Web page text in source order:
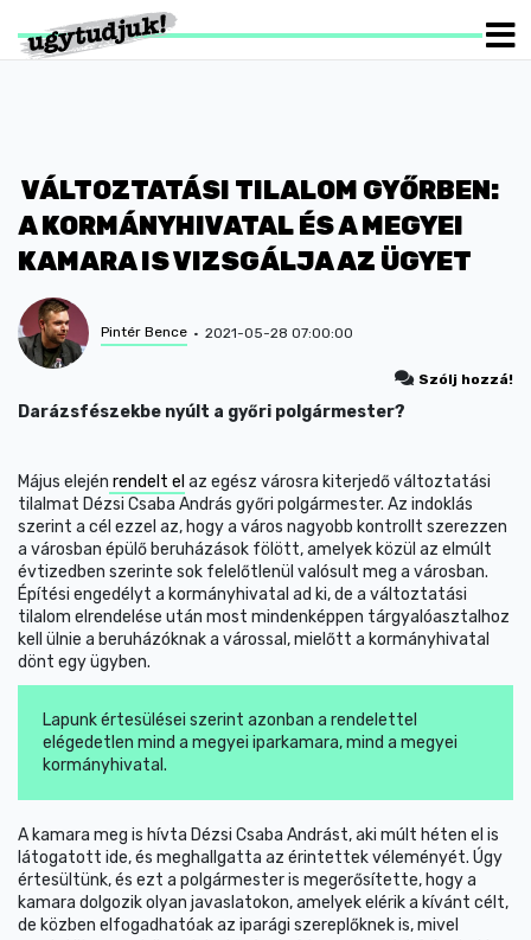
VÁLTOZTATÁSI TILALOM GYŐRBEN:
A KORMÁNYHIVATAL ÉS A MEGYEI
KAMARA IS VIZSGÁLJA AZ ÜGYET
Pintér Bence 2021-05-28 07:00:00
Szólj hozzá!
Darázsfészekbe nyúlt a győri polgármester?
Május elején rendelt el az egész városra kiterjedő változtatási
tilalmat Dézsi Csaba András győri polgármester. Az indoklás
szerint a cél ezzel az, hogy a város nagyobb kontrollt szerezzen
a városban épülő beruházások fölött, amelyek közül az elmúlt
évtizedben szerinte sok felelőtlenül valósult meg a városban.
Építési engedélyt a kormányhivatal ad ki, de a változtatási
tilalom elrendelése után most mindenképpen tárgyalóasztalhoz
kell ülnie a beruházóknak a várossal, mielőtt a kormányhivatal
dönt egy ügyben.
Lapunk értesülései szerint azonban a rendelettel
elégedetlen mind a megyei iparkamara, mind a megyei
kormányhivatal.
A kamara meg is hívta Dézsi Csaba Andrást, aki múlt héten el is
látogatott ide, és meghallgatta az érintettek véleményét. Úgy
értesültünk, és ezt a polgármester is megerősítette, hogy a
kamara dolgozik olyan javaslatokon, amelyek elérik a kívánt célt,
de közben elfogadhatóak az iparági szereplőknek is, mivel